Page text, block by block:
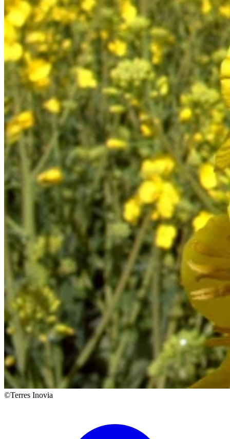
©Terres Inovia